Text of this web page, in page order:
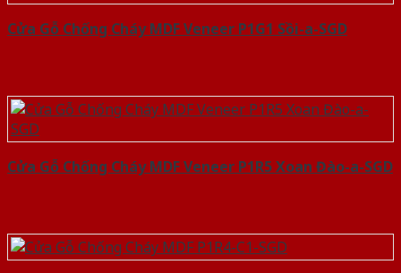
Cửa Gỗ Chống Cháy MDF Veneer P1G1 Sồi-a-SGD
Cửa Gỗ Chống Cháy MDF Veneer P1R5 Xoan Đào-a-SGD